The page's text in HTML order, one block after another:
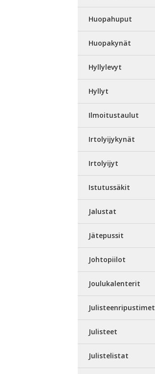
Huopahuput
Huopakynät
Hyllylevyt
Hyllyt
Ilmoitustaulut
Irtolyijykynät
Irtolyijyt
Istutussäkit
Jalustat
Jätepussit
Johtopiilot
Joulukalenterit
Julisteenripustimet
Julisteet
Julistelistat